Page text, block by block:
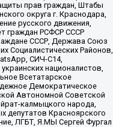
прав граждан, Штабы
округа г. Краснодара,
русского движения,
граждан РСФСР СССР
СССР, Держава Союз
Социалистических Районов,
СИЧ-С14,
националистов,
Всетатарское
Демократическое
Автономной Советской
калмыцкого народа,
депутатов Красноярского
ЛГБТ, Я.МЫ Сергей Фургал